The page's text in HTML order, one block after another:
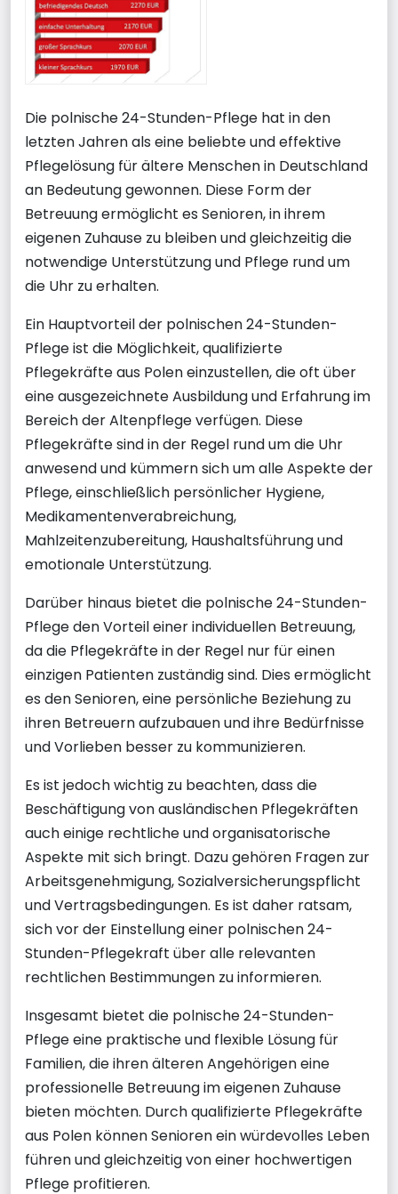
Die polnische 24-Stunden-Pflege hat in den
letzten Jahren als eine beliebte und effektive
Pflegelösung für ältere Menschen in Deutschland
an Bedeutung gewonnen. Diese Form der
Betreuung ermöglicht es Senioren, in ihrem
eigenen Zuhause zu bleiben und gleichzeitig die
notwendige Unterstützung und Pflege rund um
die Uhr zu erhalten.
Ein Hauptvorteil der polnischen 24-Stunden-
Pflege ist die Möglichkeit, qualifizierte
Pflegekräfte aus Polen einzustellen, die oft über
eine ausgezeichnete Ausbildung und Erfahrung im
Bereich der Altenpflege verfügen. Diese
Pflegekräfte sind in der Regel rund um die Uhr
anwesend und kümmern sich um alle Aspekte der
Pflege, einschließlich persönlicher Hygiene,
Medikamentenverabreichung,
Mahlzeitenzubereitung, Haushaltsführung und
emotionale Unterstützung.
Darüber hinaus bietet die polnische 24-Stunden-
Pflege den Vorteil einer individuellen Betreuung,
da die Pflegekräfte in der Regel nur für einen
einzigen Patienten zuständig sind. Dies ermöglicht
es den Senioren, eine persönliche Beziehung zu
ihren Betreuern aufzubauen und ihre Bedürfnisse
und Vorlieben besser zu kommunizieren.
Es ist jedoch wichtig zu beachten, dass die
Beschäftigung von ausländischen Pflegekräften
auch einige rechtliche und organisatorische
Aspekte mit sich bringt. Dazu gehören Fragen zur
Arbeitsgenehmigung, Sozialversicherungspflicht
und Vertragsbedingungen. Es ist daher ratsam,
sich vor der Einstellung einer polnischen 24-
Stunden-Pflegekraft über alle relevanten
rechtlichen Bestimmungen zu informieren.
Insgesamt bietet die polnische 24-Stunden-
Pflege eine praktische und flexible Lösung für
Familien, die ihren älteren Angehörigen eine
professionelle Betreuung im eigenen Zuhause
bieten möchten. Durch qualifizierte Pflegekräfte
aus Polen können Senioren ein würdevolles Leben
führen und gleichzeitig von einer hochwertigen
Pflege profitieren.